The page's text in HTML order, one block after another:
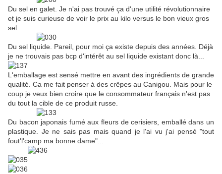
Du sel en galet. Je n'ai pas trouvé ça d'une utilité révolutionnaire
et je suis curieuse de voir le prix au kilo versus le bon vieux gros
sel.
Du sel liquide. Pareil, pour moi ça existe depuis des années. Déjà
je ne trouvais pas bcp d'intérêt au sel liquide existant donc là...
L'emballage est sensé mettre en avant des ingrédients de grande
qualité. Ca me fait penser à des crêpes au Canigou. Mais pour le
coup je veux bien croire que le consommateur français n'est pas
du tout la cible de ce produit russe.
Du bacon japonais fumé aux fleurs de cerisiers, emballé dans un
plastique. Je ne sais pas mais quand je l'ai vu j'ai pensé "tout
fout'l'camp ma bonne dame"...